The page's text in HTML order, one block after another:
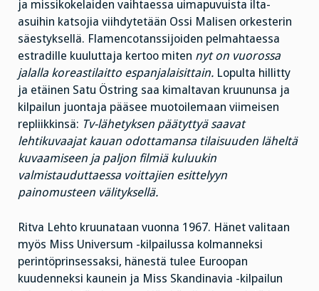
ja missikokelaiden vaihtaessa uimapuvuista ilta-
asuihin katsojia viihdytetään Ossi Malisen orkesterin
säestyksellä. Flamencotanssijoiden pelmahtaessa
estradille kuuluttaja kertoo miten nyt on vuorossa
jalalla koreastilaitto espanjalaisittain. Lopulta hillitty
ja etäinen Satu Östring saa kimaltavan kruununsa ja
kilpailun juontaja pääsee muotoilemaan viimeisen
repliikkinsä: Tv-lähetyksen päätyttyä saavat
lehtikuvaajat kauan odottamansa tilaisuuden läheltä
kuvaamiseen ja paljon filmiä kuluukin
valmistauduttaessa voittajien esittelyyn
painomusteen välityksellä.
Ritva Lehto kruunataan vuonna 1967. Hänet valitaan
myös Miss Universum -kilpailussa kolmanneksi
perintöprinsessaksi, hänestä tulee Euroopan
kuudenneksi kaunein ja Miss Skandinavia -kilpailun